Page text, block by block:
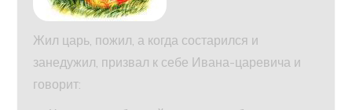
Жил царь, пожил, а когда состарился и
занедужил, призвал к себе Ивана-царевича и
говорит: